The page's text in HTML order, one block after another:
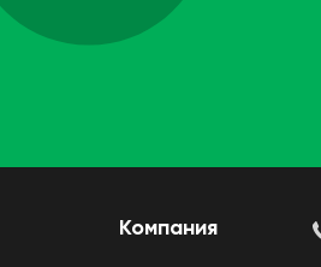
Компания